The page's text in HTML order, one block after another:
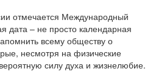
отмечается Международный
дата – не просто календарная
всему обществу о
несмотря на физические
силу духа и жизнелюбие.